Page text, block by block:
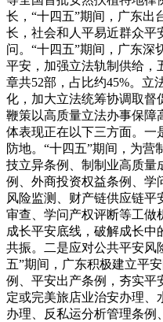
长，“十四五”期间，广东出
长，社会和人平易近群众平
问。“十四五”期间，广东深
平安，加强立法轨制供给，
章共52部，占比约45%。立
化，加大立法统筹协调取督
鞭策以高质量立法办事保障
体表现正在以下三方面。一
防地。“十四五”期间，为
技立异条例、制制业高质量
例、外商投资权益条例、学
风险监测、财产链供应链
审查、学问产权评断等工做
成长平安底线，破解成长中
共振。二是应对公共平安风
五”期间，广东积极建立平
例、平安出产条例，夯实平
定或完美旅店业治安办理、
办理、反私运分析管理条例